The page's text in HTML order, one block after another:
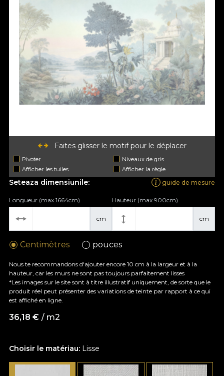
Faites glisser le motif pour le déplacer
Pivoter
Niveaux de gris
Afficher les tuiles
Afficher la règle
Choisir le matériau: Lisse
Seteaza dimensiunile: guide de mesure
cm
Longueur (max 1664cm)
cm
Hauteur (max 900cm)
Centimètres pouces
Nous te recommandons d'ajouter encore 10 cm à la largeur et à la
hauteur, car les murs ne sont pas toujours parfaitement lisses
*Les images sur le site sont à titre illustratif uniquement, de sorte que le
produit réel peut présenter des variations de teinte par rapport à ce qui
est affiché en ligne.
36,18 € / m2